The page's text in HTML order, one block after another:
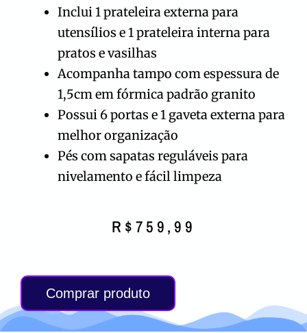
Inclui 1 prateleira externa para
utensílios e 1 prateleira interna para
pratos e vasilhas
Acompanha tampo com espessura de
1,5cm em fórmica padrão granito
Possui 6 portas e 1 gaveta externa para
melhor organização
Pés com sapatas reguláveis para
nivelamento e fácil limpeza
R$759,99
Comprar produto